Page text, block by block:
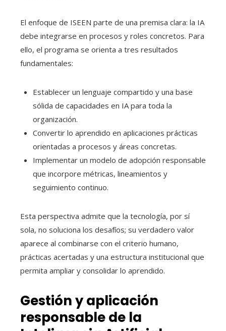
El enfoque de ISEEN parte de una premisa clara: la IA
debe integrarse en procesos y roles concretos. Para
ello, el programa se orienta a tres resultados
fundamentales:
Establecer un lenguaje compartido y una base
sólida de capacidades en IA para toda la
organización.
Convertir lo aprendido en aplicaciones prácticas
orientadas a procesos y áreas concretas.
Implementar un modelo de adopción responsable
que incorpore métricas, lineamientos y
seguimiento continuo.
Esta perspectiva admite que la tecnología, por sí
sola, no soluciona los desafíos; su verdadero valor
aparece al combinarse con el criterio humano,
prácticas acertadas y una estructura institucional que
permita ampliar y consolidar lo aprendido.
Gestión y aplicación
responsable de la